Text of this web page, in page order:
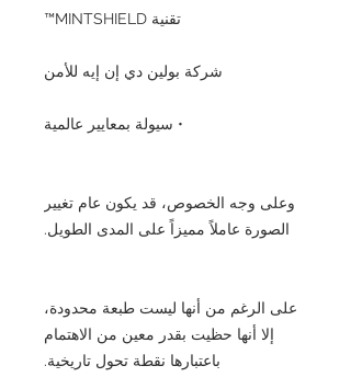
تقنية MINTSHIELD™
شركة بولين دي إن إيه للأمن
• سيولة بمعايير عالمية
وعلى وجه الخصوص، قد يكون عام تغيير
الصورة عاملاً مميزاً على المدى الطويل.
على الرغم من أنها ليست طبعة محدودة،
إلا أنها حظيت بقدر معين من الاهتمام
باعتبارها نقطة تحول تاريخية.